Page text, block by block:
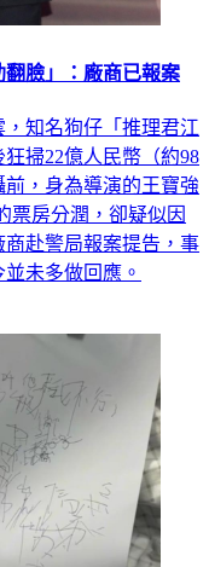
臉」：廠商已報案
知名狗仔「推理君江
掃22億人民幣（約98
，身為導演的王寶強
票房分潤，卻疑似因
赴警局報案提告，事
未多做回應。